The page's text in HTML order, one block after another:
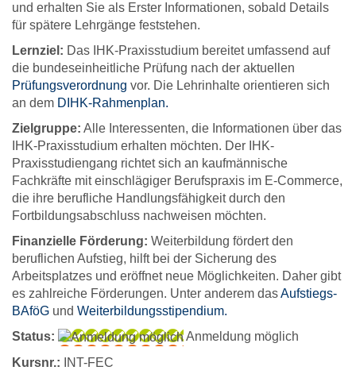
und erhalten Sie als Erster Informationen, sobald Details
für spätere Lehrgänge feststehen.
Lernziel: Das IHK-Praxisstudium bereitet umfassend auf
die bundeseinheitliche Prüfung nach der aktuellen
Prüfungsverordnung vor. Die Lehrinhalte orientieren sich
an dem DIHK-Rahmenplan.
Zielgruppe: Alle Interessenten, die Informationen über das
IHK-Praxisstudium erhalten möchten. Der IHK-
Praxisstudiengang richtet sich an kaufmännische
Fachkräfte mit einschlägiger Berufspraxis im E-Commerce,
die ihre berufliche Handlungsfähigkeit durch den
Fortbildungsabschluss nachweisen möchten.
Finanzielle Förderung: Weiterbildung fördert den
beruflichen Aufstieg, hilft bei der Sicherung des
Arbeitsplatzes und eröffnet neue Möglichkeiten. Daher gibt
es zahlreiche Förderungen. Unter anderem dasAufstiegs-
BAföG und Weiterbildungsstipendium.
Status:
Anmeldung möglich
Kursnr.: INT-FEC